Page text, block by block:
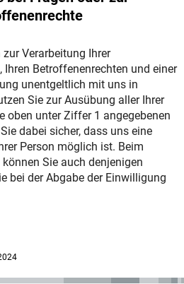
Verarbeitung Ihrer
Ihren Betroffenenrechten und einer
unentgeltlich mit uns in
Sie zur Ausübung aller Ihrer
oben unter Ziffer 1 angegebenen
dabei sicher, dass uns eine
Person möglich ist. Beim
Sie auch denjenigen
bei der Abgabe der Einwilligung